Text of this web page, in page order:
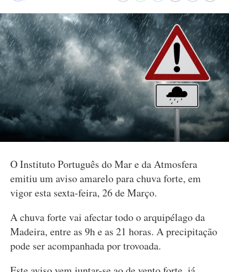
O Instituto Português do Mar e da Atmosfera
emitiu um aviso amarelo para chuva forte, em
vigor esta sexta-feira, 26 de Março.
A chuva forte vai afectar todo o arquipélago da
Madeira, entre as 9h e as 21 horas. A precipitação
pode ser acompanhada por trovoada.